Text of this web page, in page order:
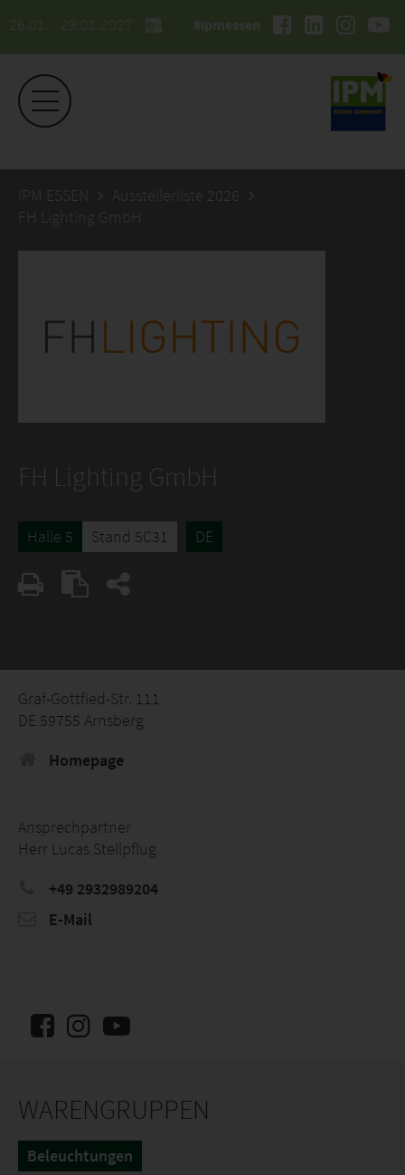
26.01. - 29.01.2027 #ipmessen
IPM ESSEN
Ausstellerliste 2026
FH Lighting GmbH
FH Lighting GmbH
Halle 5 Stand 5C31 DE
Graf-Gottfied-Str. 111
DE 59755 Arnsberg
Homepage
Ansprechpartner
Herr Lucas Stellpflug
+49 2932989204
E-Mail
WARENGRUPPEN
Beleuchtungen